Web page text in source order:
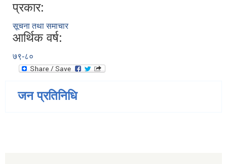
प्रकार:
सूचना तथा समाचार
आर्थिक वर्ष:
७९-८०
जन प्रतिनिधि